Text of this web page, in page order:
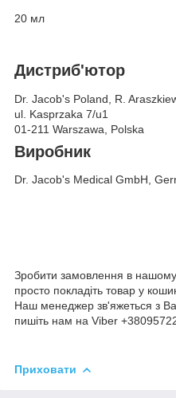
20 мл
Дистриб'ютор
Dr. Jacob's Poland, R.
ul. Kasprzaka 7/u1
01-211 Warszawa, Polska
Виробник
Dr. Jacob's Medical GmbH,
Зробити замовлення в нашому
просто покладіть товар у
Наш менеджер зв'яжеться з
пишіть нам на Viber
Приховати